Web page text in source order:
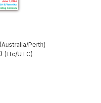
Australia/Perth
Etc/UTC